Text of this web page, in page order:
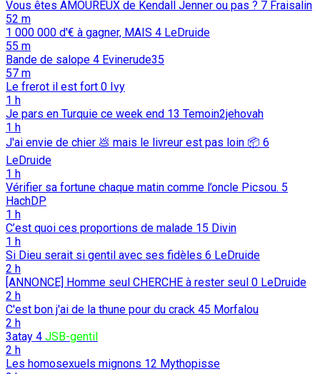
Vous êtes AMOUREUX de Kendall Jenner ou pas ? 7 Fraisalin
52 m
1 000 000 d'€ à gagner, MAIS 4 LeDruide
55 m
Bande de salope 4 Evinerude35
57 m
Le frerot il est fort 0 Ivy
1 h
Je pars en Turquie ce week end 13 Temoin2jehovah
1 h
J'ai envie de chier 💩️ mais le livreur est pas loin 📦️ 6
LeDruide
1 h
Vérifier sa fortune chaque matin comme l’oncle Picsou. 5
HachDP
1 h
C’est quoi ces proportions de malade 15 Divin
1 h
Si Dieu serait si gentil avec ses fidèles 6 LeDruide
2 h
[ANNONCE] Homme seul CHERCHE à rester seul 0 LeDruide
2 h
C'est bon j'ai de la thune pour du crack 45 Morfalou
2 h
3atay 4 JSB-gentil
2 h
Les homosexuels mignons 12 Mythopisse